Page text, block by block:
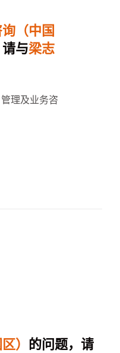
（中国
请与梁志
理及业务咨
）
的问题，请